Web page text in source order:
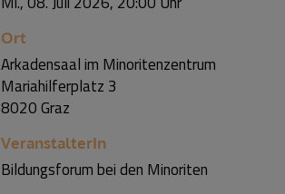
Ort
Arkadensaal im Minoritenzentrum
Mariahilferplatz 3
8020 Graz
VeranstalterIn
Bildungsforum bei den Minoriten